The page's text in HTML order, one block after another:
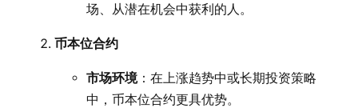
场、从潜在机会中获利的人。
币本位合约
市场环境：在上涨趋势中或长期投资策略
中，币本位合约更具优势。